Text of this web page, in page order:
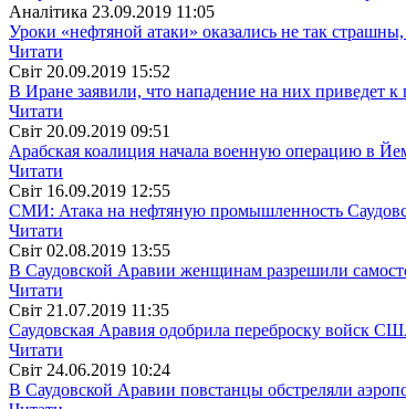
Аналітика 23.09.2019 11:05
Уроки «нефтяной атаки» оказались не так
Читати
Свiт 20.09.2019 15:52
В Иране заявили, что нападение на них приведет
Читати
Свiт 20.09.2019 09:51
Арабская коалиция начала военную операцию в
Читати
Свiт 16.09.2019 12:55
СМИ: Атака на нефтяную промышленность
Читати
Свiт 02.08.2019 13:55
В Саудовской Аравии женщинам разрешили
Читати
Свiт 21.07.2019 11:35
Саудовская Аравия одобрила переброску войск
Читати
Свiт 24.06.2019 10:24
В Саудовской Аравии повстанцы обстреляли